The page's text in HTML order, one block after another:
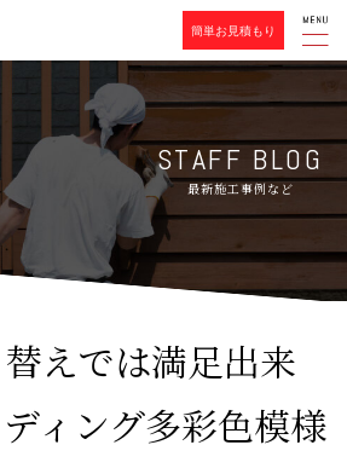
STAFF BLOG
最新施工事例など
えでは満足出来
ィング多彩色模様
簡単お見積もり